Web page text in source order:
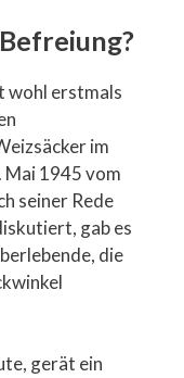
wohl erstmals
im
Mai 1945 vom
seiner Rede
gab es
die
gerät ein